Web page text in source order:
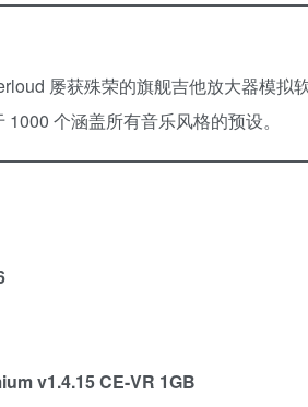
屡获殊荣的旗舰吉他放大器模
个涵盖所有音乐风格的预设。
v​​1.4.15 CE-VR 1GB